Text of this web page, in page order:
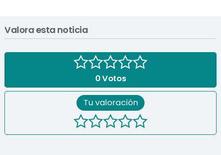
Valora esta noticia
0Votos
Tu valoración